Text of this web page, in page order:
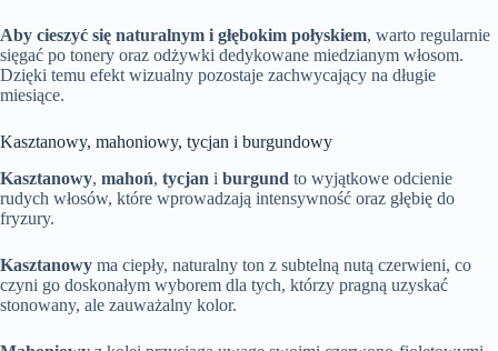
Aby cieszyć się naturalnym i głębokim połyskiem, warto regularnie
sięgać po tonery oraz odżywki dedykowane miedzianym włosom.
Dzięki temu efekt wizualny pozostaje zachwycający na długie
miesiące.
Kasztanowy, mahoniowy, tycjan i burgundowy
Kasztanowy, mahoń, tycjan i burgund to wyjątkowe odcienie
rudych włosów, które wprowadzają intensywność oraz głębię do
fryzury.
Kasztanowy ma ciepły, naturalny ton z subtelną nutą czerwieni, co
czyni go doskonałym wyborem dla tych, którzy pragną uzyskać
stonowany, ale zauważalny kolor.